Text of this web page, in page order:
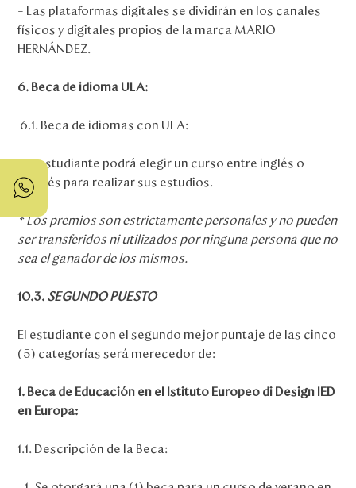
– Las plataformas digitales se dividirán en los canales
físicos y digitales propios de la marca MARIO
HERNÁNDEZ.
6. Beca de idioma ULA:
6.1. Beca de idiomas con ULA:
– El estudiante podrá elegir un curso entre inglés o
francés para realizar sus estudios.
* Los premios son estrictamente personales y no pueden
ser transferidos ni utilizados por ninguna persona que no
sea el ganador de los mismos.
10.3. SEGUNDO PUESTO
El estudiante con el segundo mejor puntaje de las cinco
(5) categorías será merecedor de:
1. Beca de Educación en el Istituto Europeo di Design IED
en Europa:
1.1. Descripción de la Beca: